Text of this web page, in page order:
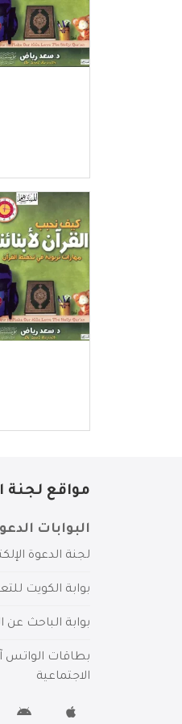
مواقع لجنة
البوابات
لجنة الدعوة
بوابة الكويت
بوابة الباحث عن
بطاقات الواتس
الاجتماعية